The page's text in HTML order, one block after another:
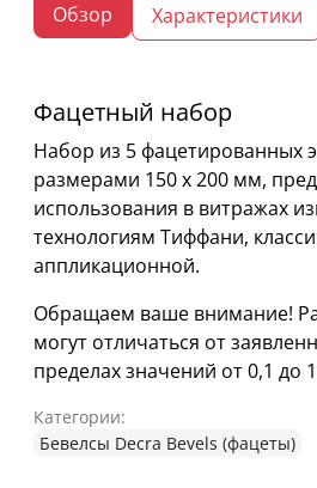
Обзор Характеристики
Фацетный набор
Набор из 5 фацетированных
размерами 150 х 200 мм,
использования в витражах
технологиям Тиффани,
аппликационной.
Обращаем ваше внимание!
могут отличаться от
пределах значений от 0,1 до
Категории:
Бевелсы Decra Bevels (фацеты)